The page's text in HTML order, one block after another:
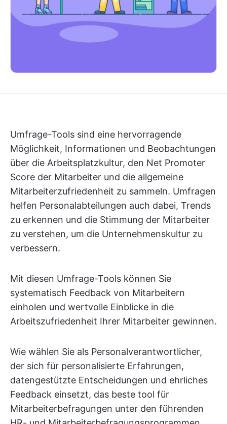
Umfrage-Tools sind eine hervorragende
Möglichkeit, Informationen und Beobachtungen
über die Arbeitsplatzkultur, den Net Promoter
Score der Mitarbeiter und die allgemeine
Mitarbeiterzufriedenheit zu sammeln. Umfragen
helfen Personalabteilungen auch dabei, Trends
zu erkennen und die Stimmung der Mitarbeiter
zu verstehen, um die Unternehmenskultur zu
verbessern.
Mit diesen Umfrage-Tools können Sie
systematisch Feedback von Mitarbeitern
einholen und wertvolle Einblicke in die
Arbeitszufriedenheit Ihrer Mitarbeiter gewinnen.
Wie wählen Sie als Personalverantwortlicher,
der sich für personalisierte Erfahrungen,
datengestützte Entscheidungen und ehrliches
Feedback einsetzt, das beste tool für
Mitarbeiterbefragungen unter den führenden